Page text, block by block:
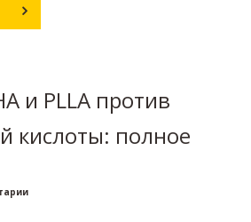
и PLLA против
кислоты: полное